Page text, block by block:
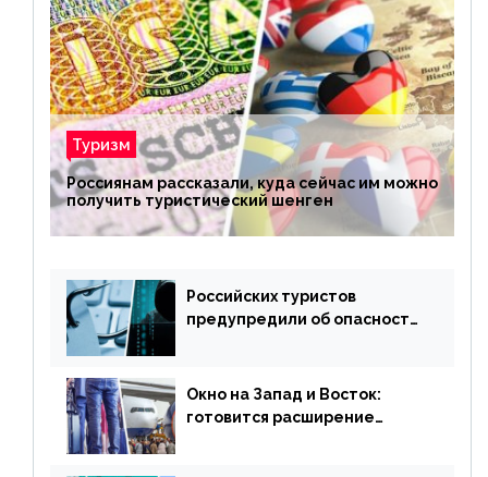
Туризм
Россиянам рассказали, куда сейчас им можно
получить туристический шенген
Российских туристов
предупредили об опасности
Окно на Запад и Восток:
готовится расширение